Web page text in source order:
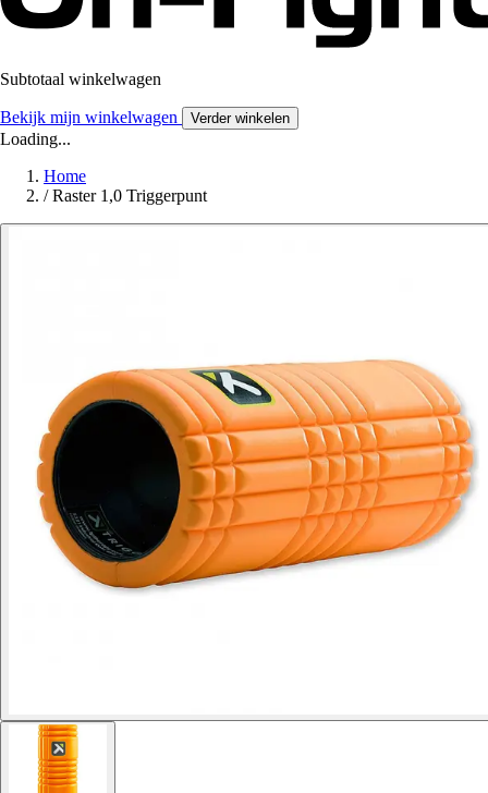
Subtotaal winkelwagen
Bekijk mijn winkelwagen Verder winkelen
Loading...
Home
/ Raster 1,0 Triggerpunt